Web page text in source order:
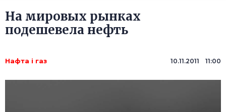
На мировых рынках
подешевела нефть
Нафта і газ 10.11.2011 11:00